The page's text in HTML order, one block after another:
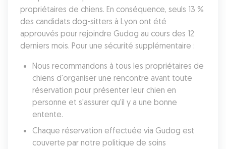
propriétaires de chiens. En conséquence, seuls 13 %
des candidats dog-sitters à Lyon ont été
approuvés pour rejoindre Gudog au cours des 12
derniers mois. Pour une sécurité supplémentaire :
Nous recommandons à tous les propriétaires de
chiens d'organiser une rencontre avant toute
réservation pour présenter leur chien en
personne et s'assurer qu'il y a une bonne
entente.
Chaque réservation effectuée via Gudog est
couverte par notre politique de soins